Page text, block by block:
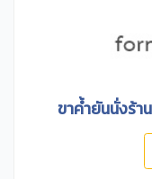
ขาค้ำยันนั่งร้า